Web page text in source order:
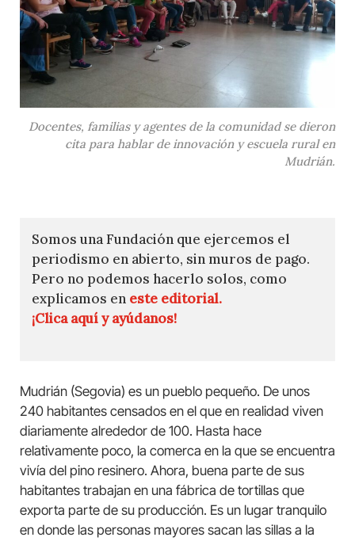
Docentes, familias y agentes de la comunidad se dieron
cita para hablar de innovación y escuela rural en
Mudrián.
Somos una Fundación que ejercemos el
periodismo en abierto, sin muros de pago.
Pero no podemos hacerlo solos, como
explicamos en este editorial.
¡Clica aquí y ayúdanos!
Mudrián (Segovia) es un pueblo pequeño. De unos
240 habitantes censados en el que en realidad viven
diariamente alrededor de 100. Hasta hace
relativamente poco, la comerca en la que se encuentra
vivía del pino resinero. Ahora, buena parte de sus
habitantes trabajan en una fábrica de tortillas que
exporta parte de su producción. Es un lugar tranquilo
en donde las personas mayores sacan las sillas a la